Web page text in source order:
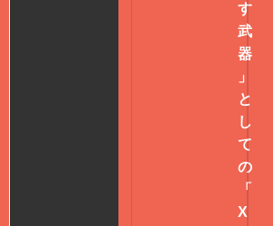
す
武
器
」
と
し
て
の
「
X